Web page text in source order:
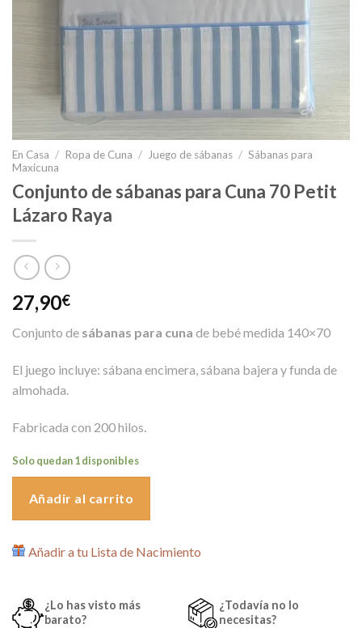
En Casa / Ropa de Cuna / Juego de sábanas / Sábanas para
Maxicuna
Conjunto de sábanas para Cuna 70 Petit
Lázaro Raya
27,90€
Conjunto de sábanas para cuna de bebé medida 140×70
El juego incluye: sábana encimera, sábana bajera y funda de
almohada.
Fabricada con 200 hilos.
Solo quedan 1 disponibles
Añadir al carrito
Añadir a tu Lista de Nacimiento
¿Lo has visto más
barato?
¿Todavía no lo
necesitas?